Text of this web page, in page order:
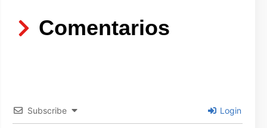
Comentarios
Subscribe Login